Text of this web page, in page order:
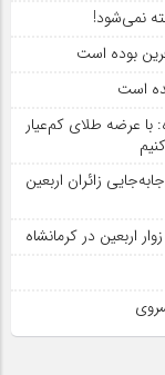
نمی‌شود!
بوده است
است
کرمانشاه: با عرضه طلای کم‌عیار
زائران اربعین